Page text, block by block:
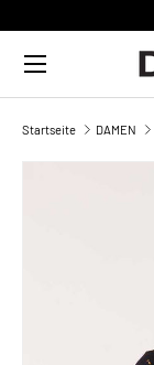
Menü
Startseite DAMEN